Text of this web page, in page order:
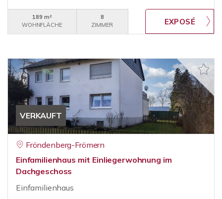
189 m²
WOHNFLÄCHE
8
ZIMMER
VERKAUFT
Fröndenberg-Frömern
Einfamilienhaus mit Einliegerwohnung im
Dachgeschoss
Einfamilienhaus